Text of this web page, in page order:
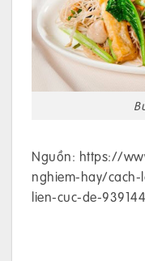
Nguồn: https://
nghiem-hay/
lien-cuc-de-939144